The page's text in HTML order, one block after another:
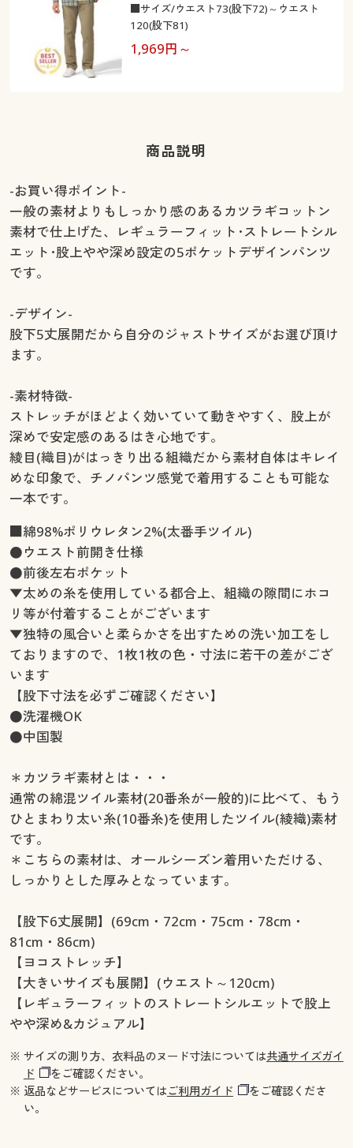
1,969円～
■サイズ/ウエスト73(股下72)～ウエスト
120(股下81)
商品説明
-お買い得ポイント-
一般の素材よりもしっかり感のあるカツラギコットン
素材で仕上げた、レギュラーフィット･ストレートシル
エット･股上やや深め設定の5ポケットデザインパンツ
です。
-デザイン-
股下5丈展開だから自分のジャストサイズがお選び頂け
ます。
-素材特徴-
ストレッチがほどよく効いていて動きやすく、股上が
深めで安定感のあるはき心地です。
綾目(織目)がはっきり出る組織だから素材自体はキレイ
めな印象で、チノパンツ感覚で着用することも可能な
一本です。
■綿98%ポリウレタン2%(太番手ツイル)
●ウエスト前開き仕様
●前後左右ポケット
▼太めの糸を使用している都合上、組織の隙間にホコ
リ等が付着することがございます
▼独特の風合いと柔らかさを出すための洗い加工をし
ておりますので、1枚1枚の色・寸法に若干の差がござ
います
【股下寸法を必ずご確認ください】
●洗濯機OK
●中国製
＊カツラギ素材とは・・・
通常の綿混ツイル素材(20番糸が一般的)に比べて、もう
ひとまわり太い糸(10番糸)を使用したツイル(綾織)素材
です。
＊こちらの素材は、オールシーズン着用いただける、
しっかりとした厚みとなっています。
【股下6丈展開】(69cm・72cm・75cm・78cm・
81cm・86cm)
【ヨコストレッチ】
【大きいサイズも展開】(ウエスト～120cm)
【レギュラーフィットのストレートシルエットで股上
やや深め&カジュアル】
※ サイズの測り方、衣料品のヌード寸法については共通サイズガイ
ド
をご確認ください。
※ 返品などサービスについてはご利用ガイド
をご確認くださ
い。